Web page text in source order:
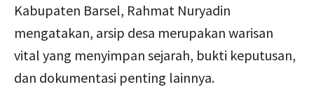
Kabupaten Barsel, Rahmat Nuryadin
mengatakan, arsip desa merupakan warisan
vital yang menyimpan sejarah, bukti keputusan,
dan dokumentasi penting lainnya.